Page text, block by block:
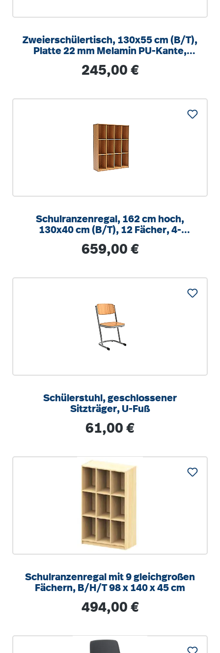
Zweierschülertisch, 130x55 cm (B/T),
Platte 22 mm Melamin PU-Kante,
Regulärer Preis:
245,00 €
Schulranzenregal, 162 cm hoch,
130x40 cm (B/T), 12 Fächer, 4-
Regulärer Preis:
659,00 €
Schülerstuhl, geschlossener
Sitzträger, U-Fuß
Regulärer Preis:
61,00 €
Schulranzenregal mit 9 gleichgroßen
Fächern, B/H/T 98 x 140 x 45 cm
Regulärer Preis:
494,00 €